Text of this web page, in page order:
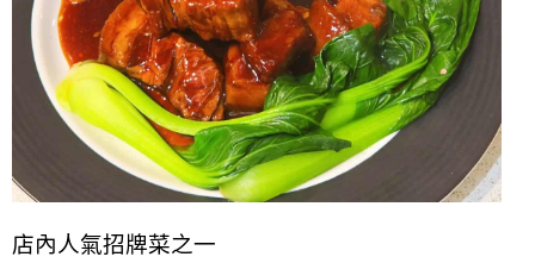
店內人氣招牌菜之一